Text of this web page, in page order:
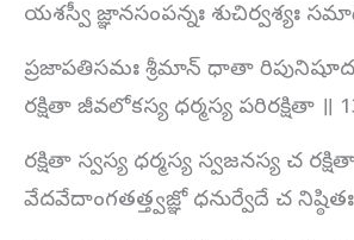
యశస్వీ జ్ఞానసంపన్నః శుచిర్వశ్యః
ప్రజాపతిసమః శ్రీమాన్ ధాతా
రక్షితా జీవలోకస్య ధర్మస్య పరిరక్షితా ॥
రక్షితా స్వస్య ధర్మస్య స్వజనస్య చ
వేదవేదాంగతత్త్వజ్ఞో ధనుర్వేదే చ